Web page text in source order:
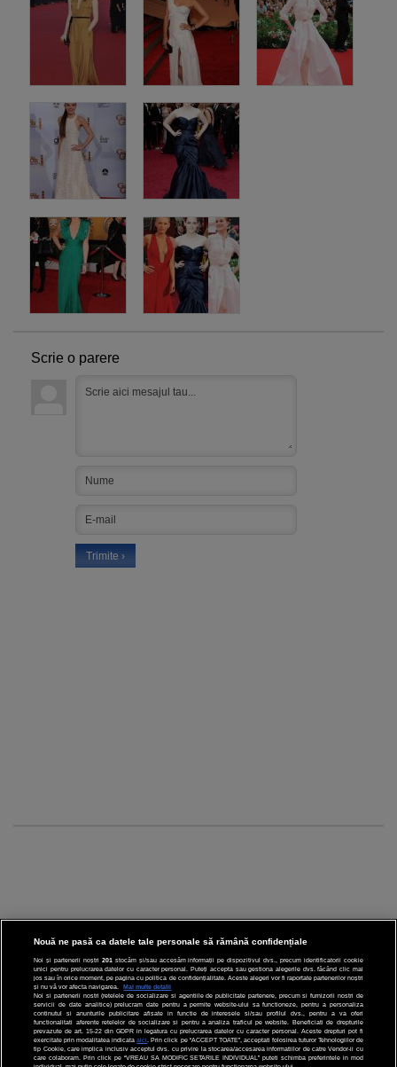
Scrie o parere
CINEMA
DIVERTISMENT
STIRI
Nouă ne pasă ca datele tale personale să rămână confidențiale
Noi și partenerii noștri 201 stocăm și/sau accesăm informații pe dispozitivul dvs., precum identificatorii cookie
unici pentru prelucrarea datelor cu caracter personal. Puteți accepta sau gestiona alegerile dvs. făcând clic mai
jos sau în orice moment, pe pagina cu politica de confidențialitate. Aceste alegeri vor fi raportate partenerilor noștri
și nu vă vor afecta navigarea.
Mai multe detalii
Noi si partenerii nostri (retelele de socializare si agentiile de publicitate partenere, precum si furnizorii nostri de
servicii de date analitice) prelucram date pentru a permite website-ului sa functioneze, pentru a personaliza
continutul si anunturile publicitare afisate in functie de interesele si/sau profilul dvs., pentru a va oferi
functionalitati aferente retelelor de socializare si pentru a analiza traficul pe website. Beneficiati de drepturile
prevazute de art. 15-22 din GDPR in legatura cu prelucrarea datelor cu caracter personal. Aceste drepturi pot fi
exercitate prin modalitatea indicataaici . Prin click pe “ACCEPT TOATE”, acceptati folosirea tuturor Tehnologiilor de
tip Cookie, care implica inclusiv acceptul dvs. cu privire la stocarea/accesarea informatiilor de catre Vendor-ii cu
care colaboram. Prin click pe “VREAU SA MODIFIC SETARILE INDIVIDUAL” puteti schimba preferintele in mod